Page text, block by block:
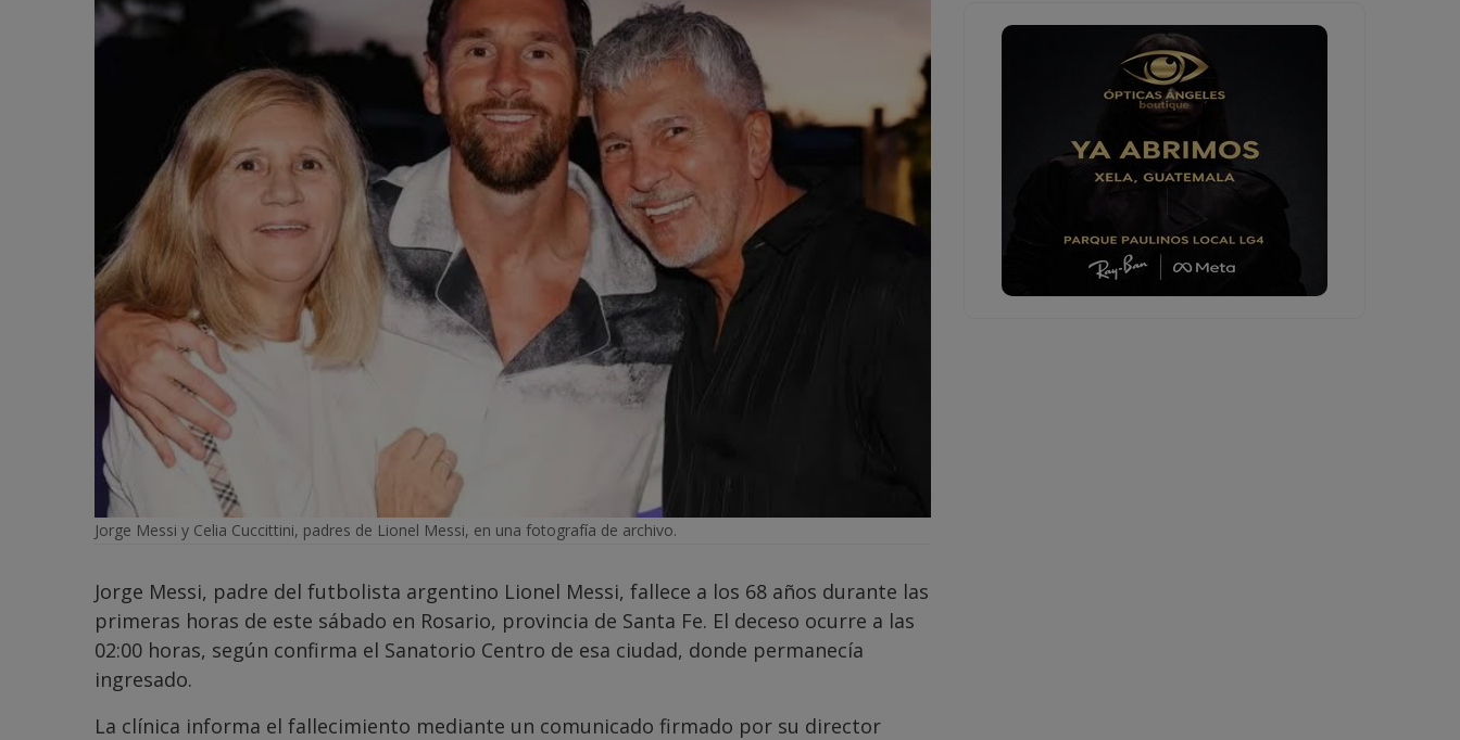
Jorge Messi y Celia Cuccittini, padres de Lionel Messi, en una fotografía de archivo.
Jorge Messi, padre del futbolista argentino Lionel Messi, fallece a los 68 años durante las
primeras horas de este sábado en Rosario, provincia de Santa Fe. El deceso ocurre a las
02:00 horas, según confirma el Sanatorio Centro de esa ciudad, donde permanecía
ingresado.
La clínica informa el fallecimiento mediante un comunicado firmado por su director